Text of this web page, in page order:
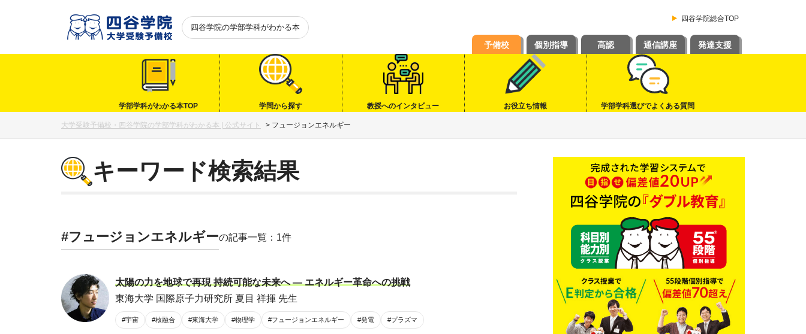
四谷学院の学部学科がわかる本
四谷学院総合TOP
予備校 個別指導 高認 通信講座 発達支援
学部学科がわかる本TOP 学問から探す 教授へのインタビュー お役立ち情報 学部学科選びでよくある質問
大学受験予備校・四谷学院の学部学科がわかる本 | 公式サイト > フュージョンエネルギー
キーワード検索結果
#フュージョンエネルギーの記事一覧：1件
太陽の力を地球で再現 持続可能な未来へ ― エネルギー革命への挑戦
東海大学 国際原子力研究所 夏目 祥揮 先生
#宇宙 #核融合 #東海大学 #物理学 #フュージョンエネルギー #発電 #プラズマ